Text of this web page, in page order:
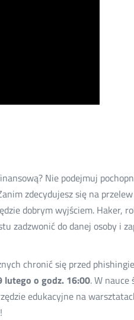
Nie podejmuj
zdecydujesz się na
dobrym wyjściem. Haker,
zadzwonić do danej osoby i
chronić się przed
lutego o godz. 16:00. W nauce
edukacyjne na